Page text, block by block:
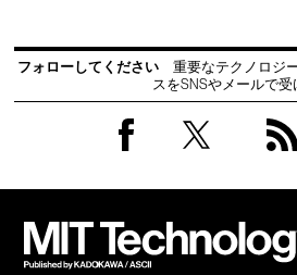
フォローしてください
重要なテクノロジ
スをSNSやメールで受